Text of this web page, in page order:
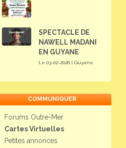
SPECTACLE DE
NAWELL MADANI
EN GUYANE
Le 03-02-2026 | Guyane
COMMUNIQUER
Forums Outre-Mer
Cartes Virtuelles
Petites annonces